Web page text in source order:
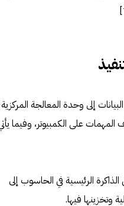
إلى وحدة المعالجة المركزية
على الكمبيوتر، وفيما
الرئيسية في الحاسوب إلى
وتخزينها فيها.